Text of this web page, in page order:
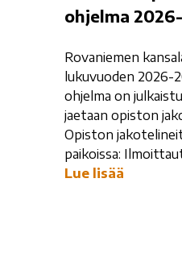
ohjelma
Rovaniemen
lukuvuoden 2026-
ohjelma on
jaetaan opiston
Opiston
paikoissa:
Lue lisää